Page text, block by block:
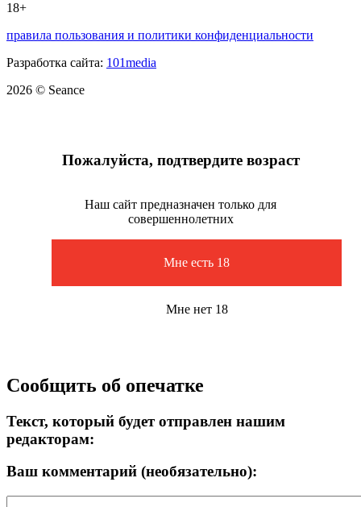
18+
правила пользования и политики конфиденциальности
Разработка сайта: 101media
2026 © Seance
Пожалуйста, подтвердите возраст
Наш сайт предназначен только для
совершеннолетних
Мне есть 18
Мне нет 18
Сообщить об опечатке
Текст, который будет отправлен нашим
редакторам:
Ваш комментарий (необязательно):